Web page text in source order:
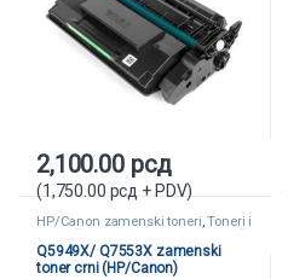
2,100.00 рсд
(1,750.00 рсд + PDV)
HP/Canon zamenski toneri,Toneri i
kertridži
Zamenski toneri i kertridži
Q5949X/ Q7553X zamenski
toner crni (HP/Canon)